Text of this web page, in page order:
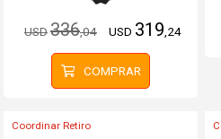
USD336,04 USD 319 ,24
COMPRAR
Coordinar Retiro